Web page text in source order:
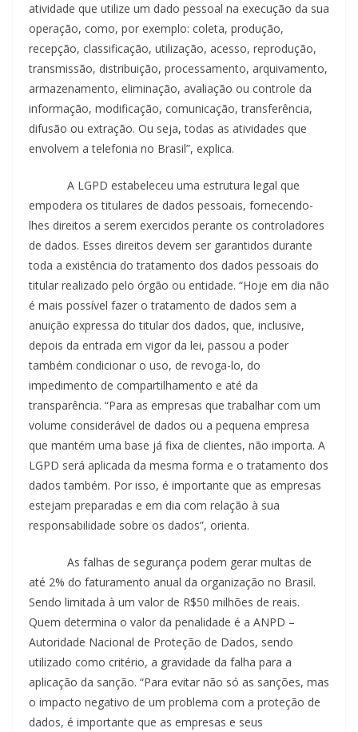
atividade que utilize um dado pessoal na execução da sua
operação, como, por exemplo: coleta, produção,
recepção, classificação, utilização, acesso, reprodução,
transmissão, distribuição, processamento, arquivamento,
armazenamento, eliminação, avaliação ou controle da
informação, modificação, comunicação, transferência,
difusão ou extração. Ou seja, todas as atividades que
envolvem a telefonia no Brasil”, explica.
A LGPD estabeleceu uma estrutura legal que
empodera os titulares de dados pessoais, fornecendo-
lhes direitos a serem exercidos perante os controladores
de dados. Esses direitos devem ser garantidos durante
toda a existência do tratamento dos dados pessoais do
titular realizado pelo órgão ou entidade. “Hoje em dia não
é mais possível fazer o tratamento de dados sem a
anuição expressa do titular dos dados, que, inclusive,
depois da entrada em vigor da lei, passou a poder
também condicionar o uso, de revoga-lo, do
impedimento de compartilhamento e até da
transparência. “Para as empresas que trabalhar com um
volume considerável de dados ou a pequena empresa
que mantém uma base já fixa de clientes, não importa. A
LGPD será aplicada da mesma forma e o tratamento dos
dados também. Por isso, é importante que as empresas
estejam preparadas e em dia com relação à sua
responsabilidade sobre os dados”, orienta.
As falhas de segurança podem gerar multas de
até 2% do faturamento anual da organização no Brasil.
Sendo limitada à um valor de R$50 milhões de reais.
Quem determina o valor da penalidade é a ANPD –
Autoridade Nacional de Proteção de Dados, sendo
utilizado como critério, a gravidade da falha para a
aplicação da sanção. “Para evitar não só as sanções, mas
o impacto negativo de um problema com a proteção de
dados, é importante que as empresas e seus